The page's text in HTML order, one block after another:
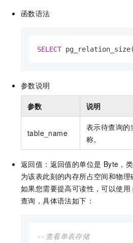
函数语法
SELECT pg_relation_size(
参数说明
参数 说明
table_name
表示待查询的
称。
返回值：返回值的单位是 Byte，
为该表此刻的内存所占空间和物理
如果您需要提高可读性，可以使用
查询，具体语法如下：
--查看单表存储